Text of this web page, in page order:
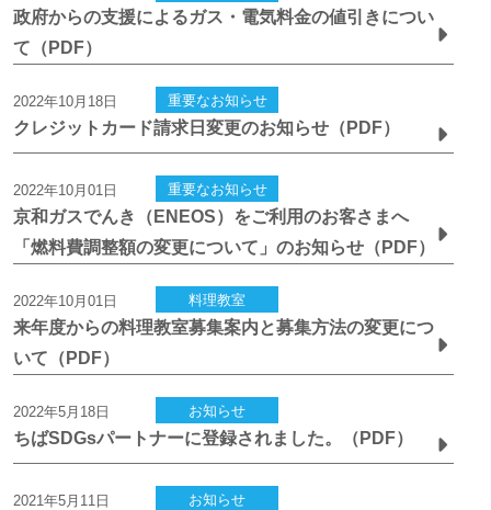
政府からの支援によるガス・電気料金の値引きについ
て（PDF）
2022年10月18日 重要なお知らせ
クレジットカード請求日変更のお知らせ（PDF）
2022年10月01日 重要なお知らせ
京和ガスでんき（ENEOS）をご利用のお客さまへ
「燃料費調整額の変更について」のお知らせ（PDF）
2022年10月01日 料理教室
来年度からの料理教室募集案内と募集方法の変更につ
いて（PDF）
2022年5月18日 お知らせ
ちばSDGsパートナーに登録されました。（PDF）
2021年5月11日 お知らせ